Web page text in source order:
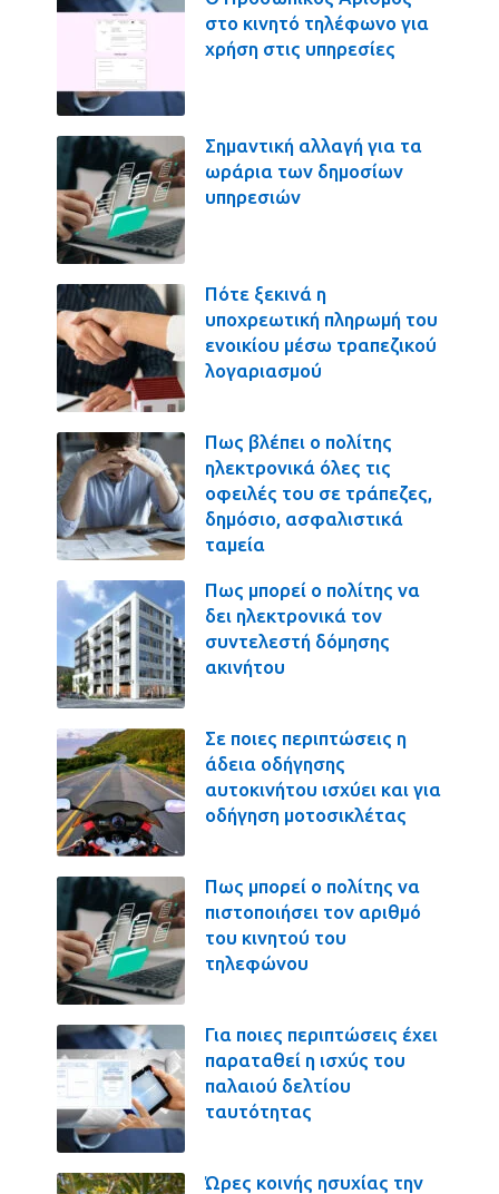
στο κινητό τηλέφωνο για
χρήση στις υπηρεσίες
Σημαντική αλλαγή για τα
ωράρια των δημοσίων
υπηρεσιών
Πότε ξεκινά η
υποχρεωτική πληρωμή του
ενοικίου μέσω τραπεζικού
λογαριασμού
Πως βλέπει ο πολίτης
ηλεκτρονικά όλες τις
οφειλές του σε τράπεζες,
δημόσιο, ασφαλιστικά
ταμεία
Πως μπορεί ο πολίτης να
δει ηλεκτρονικά τον
συντελεστή δόμησης
ακινήτου
Σε ποιες περιπτώσεις η
άδεια οδήγησης
αυτοκινήτου ισχύει και για
οδήγηση μοτοσικλέτας
Πως μπορεί ο πολίτης να
πιστοποιήσει τον αριθμό
του κινητού του
τηλεφώνου
Για ποιες περιπτώσεις έχει
παραταθεί η ισχύς του
παλαιού δελτίου
ταυτότητας
Ώρες κοινής ησυχίας την